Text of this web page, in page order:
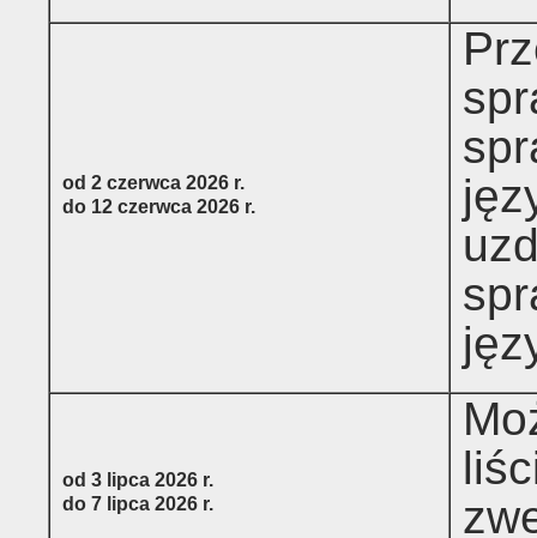
od 2 czerwca 2026 r.
do 12 czerwca 2026 r.
od 3 lipca 2026 r.
do 7 lipca 2026 r.